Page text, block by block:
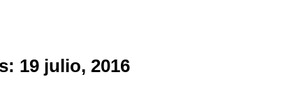
19 julio, 2016